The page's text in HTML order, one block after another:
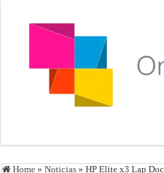
Home » Noticias » HP Elite x3 Lap